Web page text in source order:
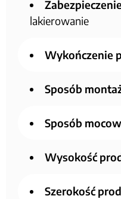
lakierowanie
Wykończenie
Sposób
Sposób
Wysokość
Szerokość